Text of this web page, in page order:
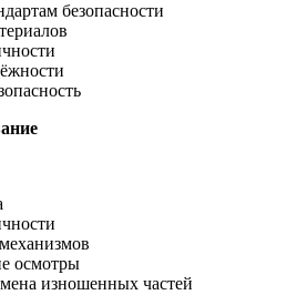
безопасности
осмотры
изношенных частей